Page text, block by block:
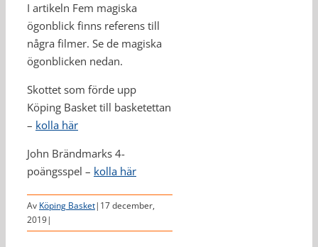
I artikeln Fem magiska
ögonblick finns referens till
några filmer. Se de magiska
ögonblicken nedan.
Skottet som förde upp
Köping Basket till basketettan
– kolla här
John Brändmarks 4-
poängsspel – kolla här
Av Köping Basket| 17 december,
2019|